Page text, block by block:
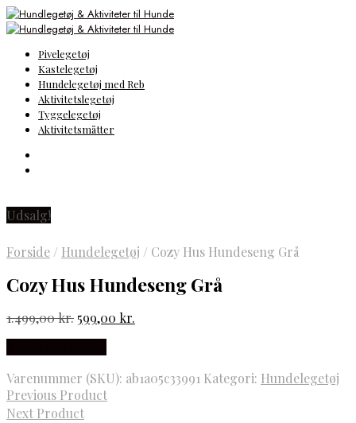
Pivelegetøj
Kastelegetøj
Hundelegetøj med Reb
Aktivitetslegetøj
Tyggelegetøj
Aktivitetsmåtter
Udsalg!
Forside / Hundelegetøj / Cozy Hus Hundeseng Grå
Cozy Hus Hundeseng Grå
1.499,00kr. Den
1.499,00 kr..
599,00 kr.
599,00 kr..
Varenummer (SKU): ab1a05c33991 Kategori: Hundelegetøj
Previous Product
Next Product